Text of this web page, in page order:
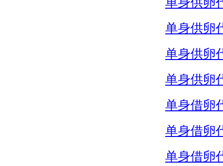
单身供卵
单身供卵
单身供卵
单身借卵
单身借卵
单身借卵